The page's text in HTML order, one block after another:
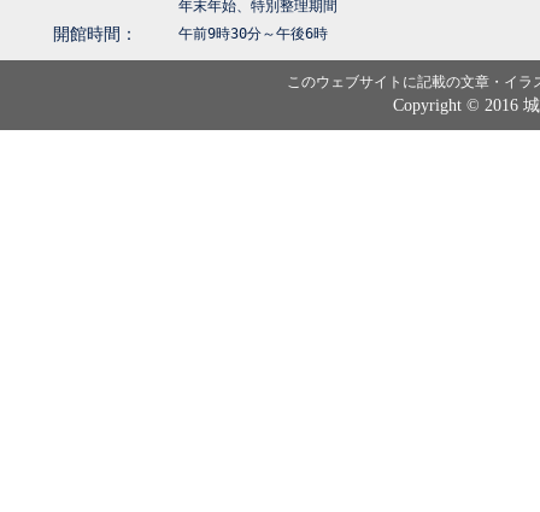
年末年始、特別整理期間
開館時間： 午前9時30分～午後6時
このウェブサイトに記載の文章・イ
Copyright © 2016